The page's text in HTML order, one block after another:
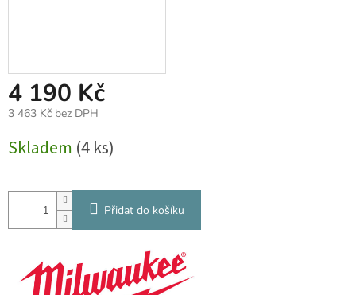
4 190 Kč
3 463 Kč bez DPH
cena:
Skladem (4 ks)
Přidat do košíku